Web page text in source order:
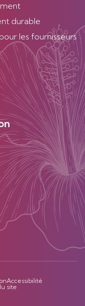
durable
les fournisseurs
Accessibilité
site